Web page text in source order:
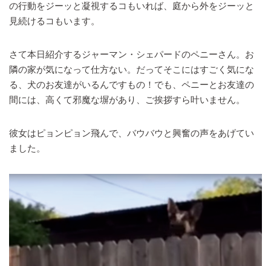
の行動をジーッと凝視するコもいれば、庭から外をジーッと
見続けるコもいます。
さて本日紹介するジャーマン・シェパードのペニーさん。お
隣の家が気になって仕方ない。だってそこにはすごく気にな
る、犬のお友達がいるんですもの！でも、ペニーとお友達の
間には、高くて邪魔な塀があり、ご挨拶すら叶いません。
彼女はピョンピョン飛んで、バウバウと興奮の声をあげてい
ました。